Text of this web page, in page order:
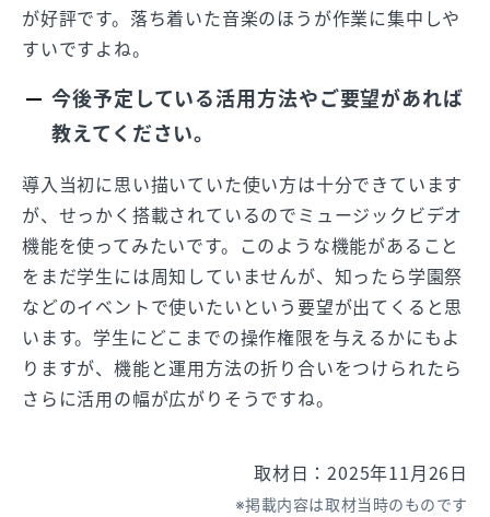
が好評です。落ち着いた音楽のほうが作業に集中しや
すいですよね。
今後予定している活用方法やご要望があれば
教えてください。
導入当初に思い描いていた使い方は十分できています
が、せっかく搭載されているのでミュージックビデオ
機能を使ってみたいです。このような機能があること
をまだ学生には周知していませんが、知ったら学園祭
などのイベントで使いたいという要望が出てくると思
います。学生にどこまでの操作権限を与えるかにもよ
りますが、機能と運用方法の折り合いをつけられたら
さらに活用の幅が広がりそうですね。
取材日：2025年11月26日
掲載内容は取材当時のものです